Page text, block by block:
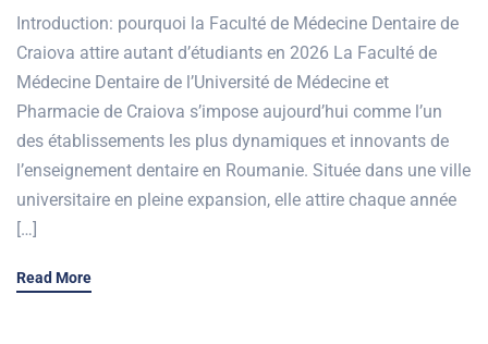
Introduction: pourquoi la Faculté de Médecine Dentaire de
Craiova attire autant d’étudiants en 2026 La Faculté de
Médecine Dentaire de l’Université de Médecine et
Pharmacie de Craiova s’impose aujourd’hui comme l’un
des établissements les plus dynamiques et innovants de
l’enseignement dentaire en Roumanie. Située dans une ville
universitaire en pleine expansion, elle attire chaque année
[…]
Read More